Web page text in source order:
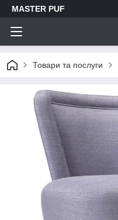
MASTER PUF
Товари та послуги